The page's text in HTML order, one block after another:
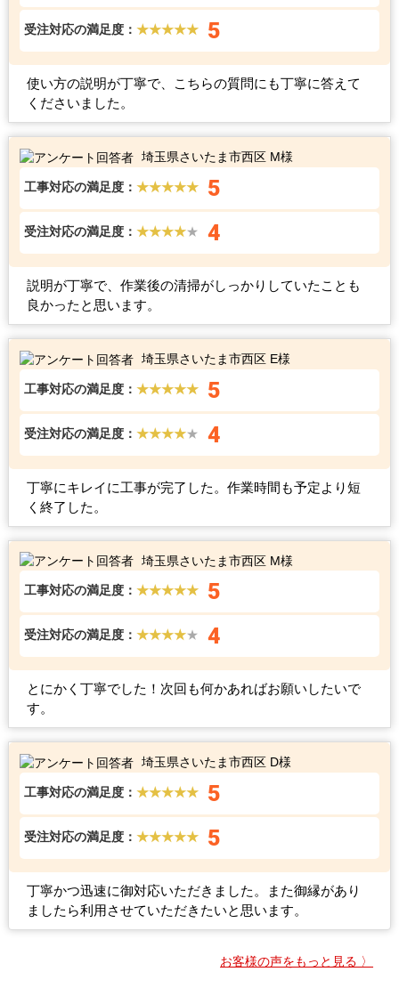
受注対応の満足度： ★★★★★ 5
使い方の説明が丁寧で、こちらの質問にも丁寧に答えて
くださいました。
埼玉県さいたま市西区 M様
工事対応の満足度： ★★★★★ 5
受注対応の満足度： ★★★★★ 4
説明が丁寧で、作業後の清掃がしっかりしていたことも
良かったと思います。
埼玉県さいたま市西区 E様
工事対応の満足度： ★★★★★ 5
受注対応の満足度： ★★★★★ 4
丁寧にキレイに工事が完了した。作業時間も予定より短
く終了した。
埼玉県さいたま市西区 M様
工事対応の満足度： ★★★★★ 5
受注対応の満足度： ★★★★★ 4
とにかく丁寧でした！次回も何かあればお願いしたいで
す。
埼玉県さいたま市西区 D様
工事対応の満足度： ★★★★★ 5
受注対応の満足度： ★★★★★ 5
丁寧かつ迅速に御対応いただきました。また御縁があり
ましたら利用させていただきたいと思います。
お客様の声をもっと見る 〉